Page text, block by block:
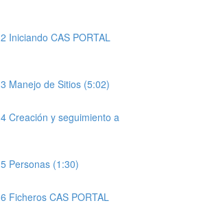
Iniciando CAS PORTAL
Manejo de Sitios (5:02)
Creación y seguimiento a
Personas (1:30)
Ficheros CAS PORTAL